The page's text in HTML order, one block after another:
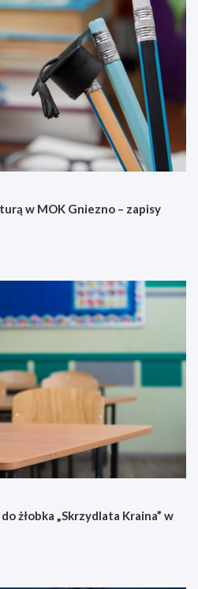
w MOK Gniezno – zapisy
żłobka „Skrzydlata Kraina” w